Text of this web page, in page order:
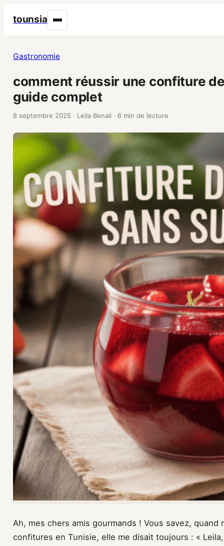
tounsia
Gastronomie
comment réussir une confiture
guide complet
8 septembre 2025 · Leila Benali · 6 min de lecture
Ah, mes chers amis gourmands ! Vous savez, quand
confitures en Tunisie, elle me disait toujours : «